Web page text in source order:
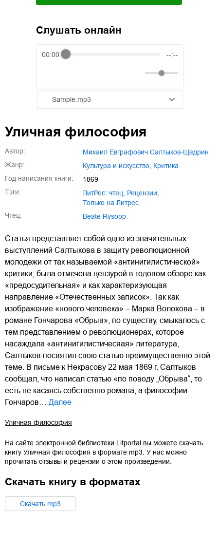
Слушать онлайн
00:00 --:--
Sample.mp3
02.mp3
14:00
Уличная философия
Автор:
Михаил Евграфович Салтыков-Щедрин
Жанр:
культура и искусство
критика
Год написания книги:
1869
Тэги:
ЛитРес: чтец рецензии
только на Литрес
Чтец:
Beate Rysopp
Статья представляет собой одно из значительных
выступлений Салтыкова в защиту революционной
молодежи от так называемой «антинигилистической»
критики; была отмечена цензурой в годовом обзоре как
«предосудительная» и как характеризующая
направление «Отечественных записок». Так как
изображение «нового человека» – Марка Волохова – в
романе Гончарова «Обрыв», по существу, смыкалось с
тем представлением о революционерах, которое
насаждала «антинигилистичесяая» литература,
Салтыков посвятил свою статью преимущественно этой
теме. В письме к Некрасову 22 мая 1869 г. Салтыков
сообщал, что написал статью «по поводу „Обрыва“, то
есть не касаясь собственно романа, а философии
Гончаров…
Далее
Уличная философия
На сайте электронной библиотеки Litportal вы можете скачать
книгу Уличная философия в формате mp3 . У нас можно
прочитать отзывы и рецензии о этом произведении.
Скачать книгу в форматах
Cкачать mp3